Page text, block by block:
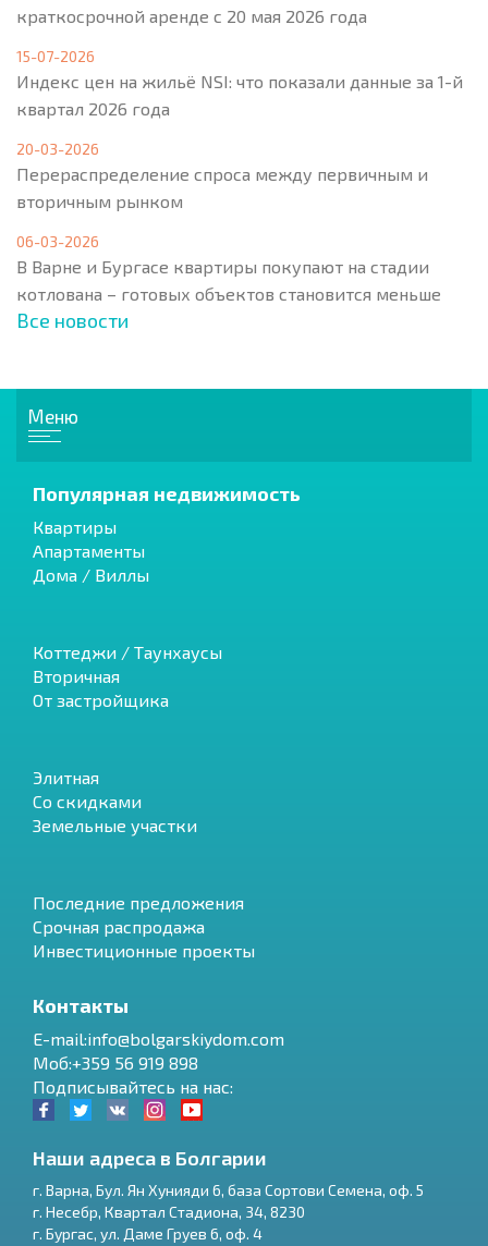
краткосрочной аренде с 20 мая 2026 года
15-07-2026
Индекс цен на жильё NSI: что показали данные за 1-й
квартал 2026 года
20-03-2026
Перераспределение спроса между первичным и
вторичным рынком
06-03-2026
В Варне и Бургасе квартиры покупают на стадии
котлована – готовых объектов становится меньше
Все новости
Меню
Популярная недвижимость
Квартиры
Апартаменты
Дома / Виллы
Коттеджи / Таунхаусы
Вторичная
От застройщика
Элитная
Со скидками
Земельные участки
Последние предложения
Срочная распродажа
Инвестиционные проекты
Контакты
E-mail:info@bolgarskiydom.com
Моб:+359 56 919 898
Подписывайтесь на нас:
Наши адреса в Болгарии
г. Варна, Бул. Ян Хунияди 6, база Сортови Семена, оф. 5
г. Несебр, Квартал Стадиона, 34, 8230
г. Бургас, ул. Даме Груев 6, оф. 4